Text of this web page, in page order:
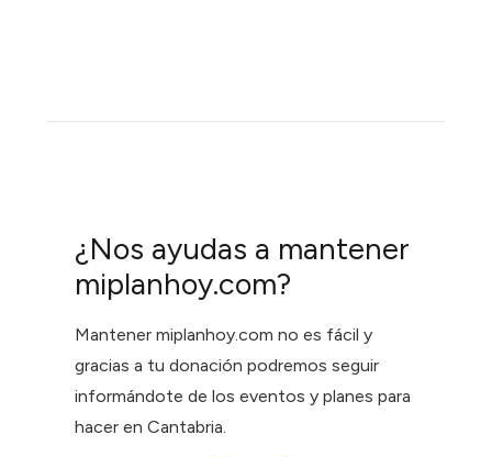
¿Nos ayudas a mantener
miplanhoy.com?
Mantener miplanhoy.com no es fácil y
gracias a tu donación podremos seguir
informándote de los eventos y planes para
hacer en Cantabria.